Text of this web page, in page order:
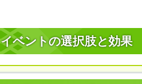
イベントの選択肢と効果